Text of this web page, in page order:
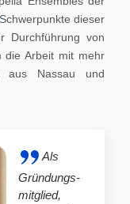
dieser
Durchführung von
die Arbeit mit mehr
aus Nassau und
Als
Gründungs-
mitglied,